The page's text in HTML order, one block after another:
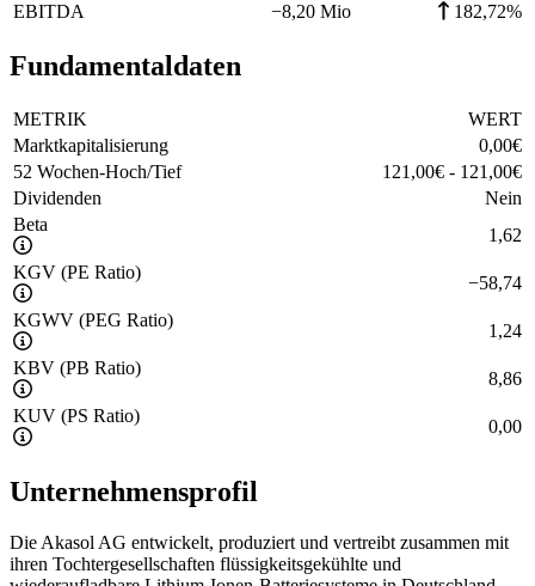
EBITDA
−8,20 Mio 182,72%
Fundamentaldaten
METRIK
WERT
Marktkapitalisierung
0,00€
52 Wochen-Hoch/Tief
121,00€ - 121,00€
Dividenden
Nein
Beta
1,62
KGV (PE Ratio)
−58,74
KGWV (PEG Ratio)
1,24
KBV (PB Ratio)
8,86
KUV (PS Ratio)
0,00
Unternehmensprofil
Die Akasol AG entwickelt, produziert und vertreibt zusammen mit
ihren Tochtergesellschaften flüssigkeitsgekühlte und